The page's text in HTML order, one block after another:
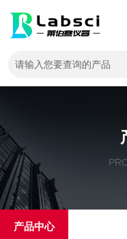
产品中心